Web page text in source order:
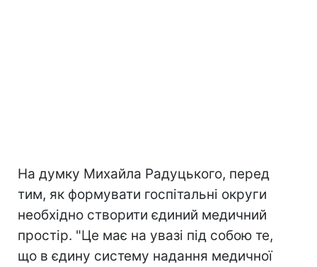
На думку Михайла Радуцького, перед
тим, як формувати госпітальні округи
необхідно створити єдиний медичний
простір. "Це має на увазі під собою те,
що в єдину систему надання медичної